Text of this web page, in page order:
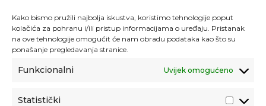
Kako bismo pružili najbolja iskustva, koristimo tehnologije poput
kolačića za pohranu i/ili pristup informacijama o uređaju. Pristanak
na ove tehnologije omogućit će nam obradu podataka kao što su
ponašanje pregledavanja stranice.
Funkcionalni Uvijek omogućeno
Statistički